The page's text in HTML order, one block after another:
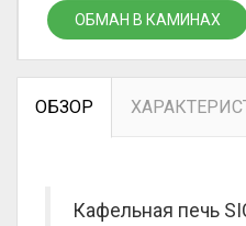
ОБМАН В КАМИНАХ
ОБЗОР
Кафельная печь